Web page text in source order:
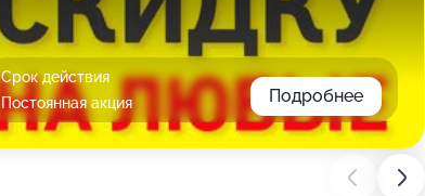
Срок действия
Постоянная акция
Подробнее